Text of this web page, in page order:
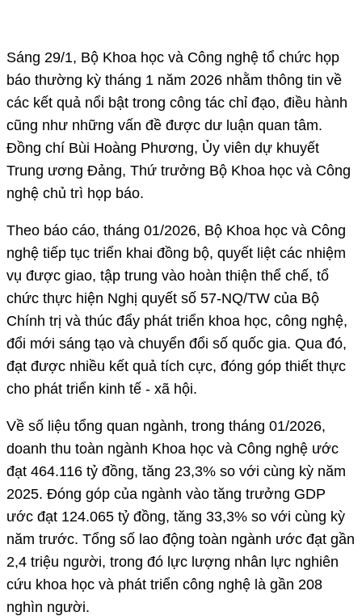
Sáng 29/1, Bộ Khoa học và Công nghệ tổ chức họp
báo thường kỳ tháng 1 năm 2026 nhằm thông tin về
các kết quả nổi bật trong công tác chỉ đạo, điều hành
cũng như những vấn đề được dư luận quan tâm.
Đồng chí Bùi Hoàng Phương, Ủy viên dự khuyết
Trung ương Đảng, Thứ trưởng Bộ Khoa học và Công
nghệ chủ trì họp báo.
Theo báo cáo, tháng 01/2026, Bộ Khoa học và Công
nghệ tiếp tục triển khai đồng bộ, quyết liệt các nhiệm
vụ được giao, tập trung vào hoàn thiện thể chế, tổ
chức thực hiện Nghị quyết số 57-NQ/TW của Bộ
Chính trị và thúc đẩy phát triển khoa học, công nghệ,
đổi mới sáng tạo và chuyển đổi số quốc gia. Qua đó,
đạt được nhiều kết quả tích cực, đóng góp thiết thực
cho phát triển kinh tế - xã hội.
Về số liệu tổng quan ngành, trong tháng 01/2026,
doanh thu toàn ngành Khoa học và Công nghệ ước
đạt 464.116 tỷ đồng, tăng 23,3% so với cùng kỳ năm
2025. Đóng góp của ngành vào tăng trưởng GDP
ước đạt 124.065 tỷ đồng, tăng 33,3% so với cùng kỳ
năm trước. Tổng số lao động toàn ngành ước đạt gần
2,4 triệu người, trong đó lực lượng nhân lực nghiên
cứu khoa học và phát triển công nghệ là gần 208
nghìn người.